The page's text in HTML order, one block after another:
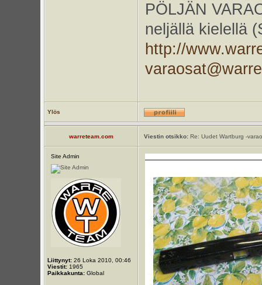
PÖLJÄN
neljällä kielellä
http://
Ylös
warreteam.com Viestin otsikko:Re: Uudet Wartburg -
Site Admin
Liittynyt:26 Loka 2010, 00:46
Viestit:1965
Paikkakunta:Global